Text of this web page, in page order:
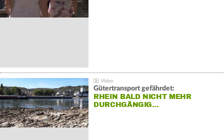
Gütertransport gefährdet:
RHEIN BALD NICHT MEHR
DURCHGÄNGIG…